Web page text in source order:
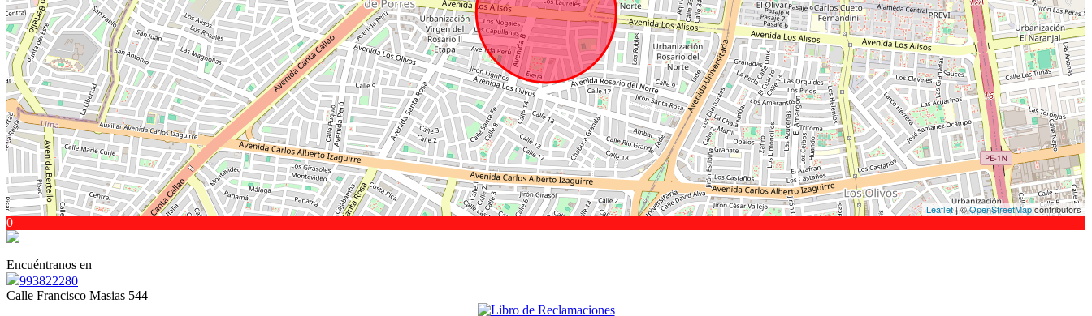
Leaflet| ©OpenStreetMapcontributors
0
Encuéntranos en
993822280
Calle Francisco Masias 544